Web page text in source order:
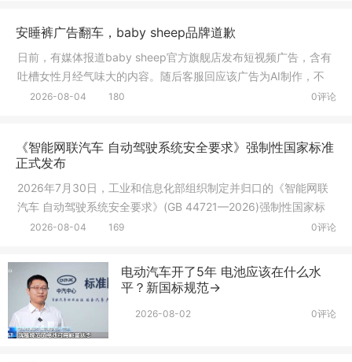
安睡裤广告翻车，baby sheep品牌道歉
日前，有媒体报道baby sheep官方旗舰店发布短视频广告，含有
吐槽女性月经气味大的内容。随后客服回应该广告为AI制作，不
清楚投放
0评论
2026-08-04 180
《智能网联汽车 自动驾驶系统安全要求》强制性国家标准
正式发布
2026年7月30日，工业和信息化部组织制定并归口的《智能网联
汽车 自动驾驶系统安全要求》(GB 44721—2026)强制性国家标
准由国家市
0评论
2026-08-04 169
电动汽车开了5年 电池应该在什么水
平？新国标规范→
0评论
2026-08-02